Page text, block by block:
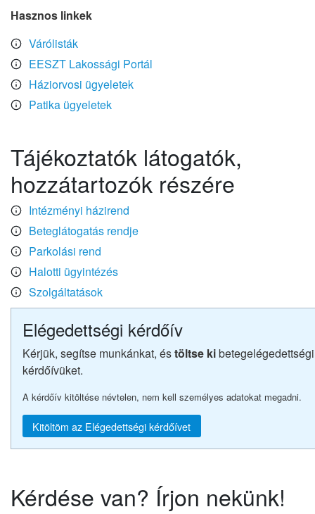
Hasznos linkek
Várólisták
EESZT Lakossági Portál
Háziorvosi ügyeletek
Patika ügyeletek
Tájékoztatók látogatók,
hozzátartozók részére
Intézményi házirend
Beteglátogatás rendje
Parkolási rend
Halotti ügyintézés
Szolgáltatások
Elégedettségi kérdőív
Kérjük, segítse munkánkat, éstöltse kibetegelégedettségi
kérdőívüket.
A kérdőív kitöltése névtelen, nem kell személyes adatokat megadni.
Kitöltöm az Elégedettségi kérdőívet
Kérdése van? Írjon nekünk!